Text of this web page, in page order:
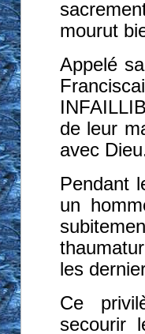
mourut
Appelé
de leur
avec
Pendant
un
les
Ce
secourir